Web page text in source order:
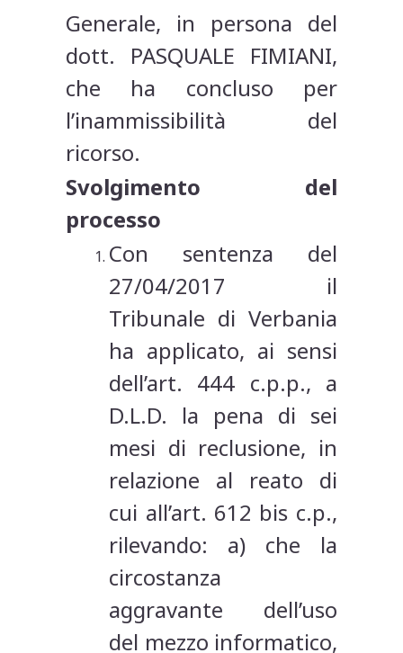
Generale, in persona del
dott. PASQUALE FIMIANI,
che ha concluso per
l’inammissibilità del
ricorso.
Svolgimento del
processo
Con sentenza del
27/04/2017 il
Tribunale di Verbania
ha applicato, ai sensi
dell’art. 444 c.p.p., a
D.L.D. la pena di sei
mesi di reclusione, in
relazione al reato di
cui all’art. 612 bis c.p.,
rilevando: a) che la
circostanza
aggravante dell’uso
del mezzo informatico,